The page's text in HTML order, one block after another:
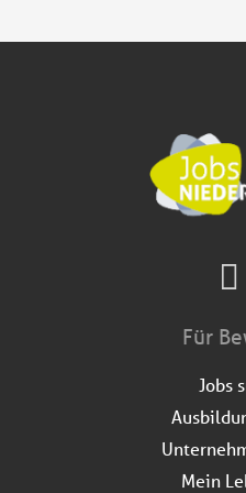
Für
Jobs
Mein